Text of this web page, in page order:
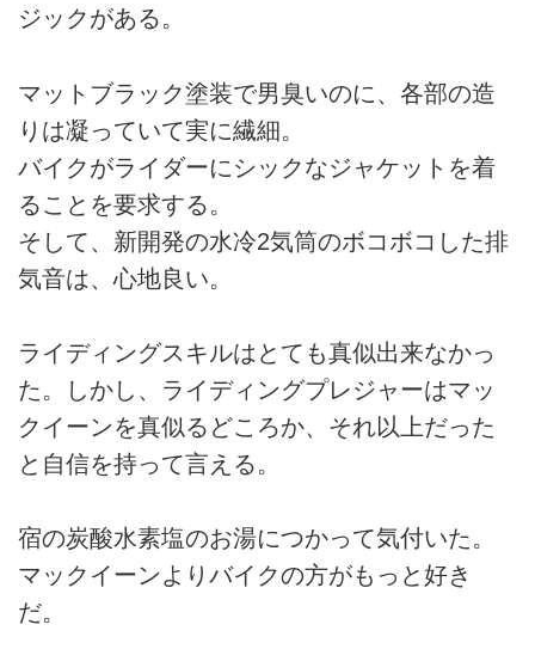
ジックがある。
マットブラック塗装で男臭いのに、各部の造
りは凝っていて実に繊細。
バイクがライダーにシックなジャケットを着
ることを要求する。
そして、新開発の水冷2気筒のボコボコした排
気音は、心地良い。
ライディングスキルはとても真似出来なかっ
た。しかし、ライディングプレジャーはマッ
クイーンを真似るどころか、それ以上だった
と自信を持って言える。
宿の炭酸水素塩のお湯につかって気付いた。
マックイーンよりバイクの方がもっと好き
だ。